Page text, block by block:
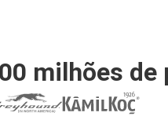
milhões de